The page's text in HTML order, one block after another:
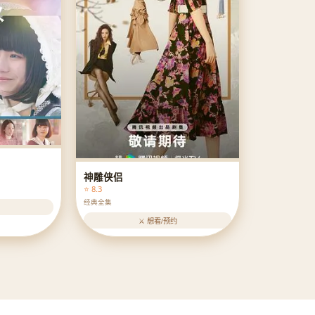
神雕侠侣
⭐ 8.3
经典全集
⚔️ 想看/预约